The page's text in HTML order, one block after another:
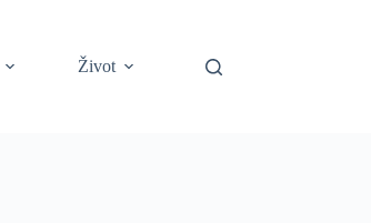
Život